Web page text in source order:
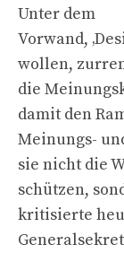
Unter dem
Vorwand,
wollen,
die
damit den
Meinungs-
sie nicht die
schützen,
kritisierte